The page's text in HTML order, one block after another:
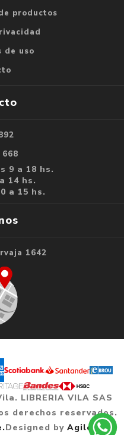
productos
de uso
668
9 a 18 hs.
14 hs.
a 15 hs.
1642
LIBRERIA VILA SAS
derechos reservados.
Designed by Agile.uy